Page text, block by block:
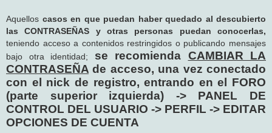
Aquellos casos en que puedan haber quedado al descubierto
las CONTRASEÑAS y otras personas puedan conocerlas,
teniendo acceso a contenidos restringidos o publicando mensajes
bajo otra identidad; se recomienda CAMBIAR LA
CONTRASEÑA de acceso, una vez conectado
con el nick de registro, entrando en el FORO
(parte superior izquierda) -> PANEL DE
CONTROL DEL USUARIO -> PERFIL -> EDITAR
OPCIONES DE CUENTA